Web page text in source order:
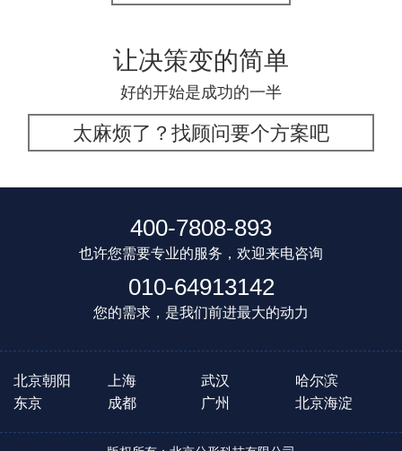
让决策变的简单
好的开始是成功的一半
太麻烦了？找顾问要个方案吧
400-7808-893
也许您需要专业的服务，欢迎来电咨询
010-64913142
您的需求，是我们前进最大的动力
北京朝阳 上海 武汉
哈尔滨
东京
成都 广州 北京海淀